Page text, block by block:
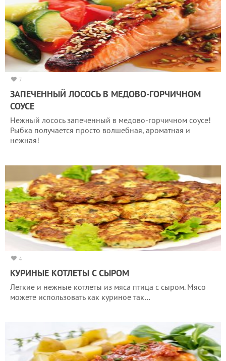
7
ЗАПЕЧЕННЫЙ ЛОСОСЬ В МЕДОВО-ГОРЧИЧНОМ
СОУСЕ
Нежный лосось запеченный в медово-горчичном соусе!
Рыбка получается просто волшебная, ароматная и
нежная!
4
КУРИНЫЕ КОТЛЕТЫ С СЫРОМ
Легкие и нежные котлеты из мяса птица с сыром. Мясо
можете использовать как куриное так…